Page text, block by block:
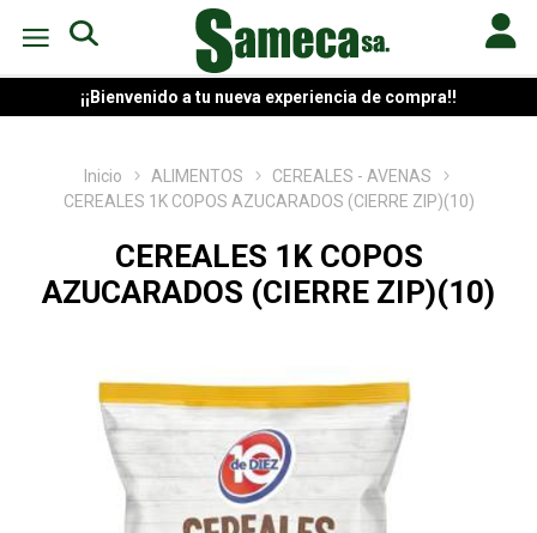
¡¡Bienvenido a tu nueva experiencia de compra!!
Inicio ALIMENTOS
CEREALES - AVENAS
CEREALES 1K COPOS AZUCARADOS (CIERRE ZIP)(10)
CEREALES 1K COPOS
AZUCARADOS (CIERRE ZIP)(10)